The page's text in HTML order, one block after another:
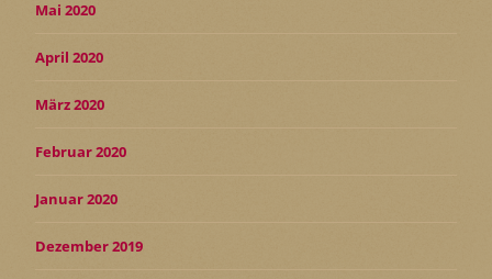
Mai 2020
April 2020
März 2020
Februar 2020
Januar 2020
Dezember 2019